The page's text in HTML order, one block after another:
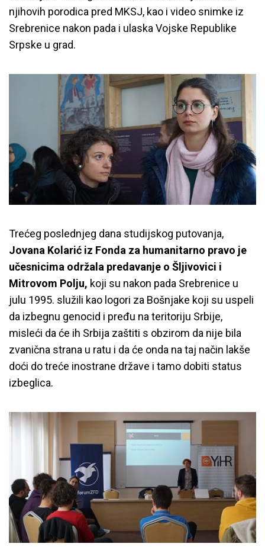
njihovih porodica pred MKSJ, kao i video snimke iz
Srebrenice nakon pada i ulaska Vojske Republike
Srpske u grad.
Trećeg poslednjeg dana studijskog putovanja,
Jovana Kolarić iz Fonda za humanitarno pravo je
učesnicima održala predavanje o Šljivovici i
Mitrovom Polju, koji su nakon pada Srebrenice u
julu 1995. služili kao logori za Bošnjake koji su uspeli
da izbegnu genocid i pređu na teritoriju Srbije,
misleći da će ih Srbija zaštiti s obzirom da nije bila
zvanična strana u ratu i da će onda na taj način lakše
doći do treće inostrane države i tamo dobiti status
izbeglica.